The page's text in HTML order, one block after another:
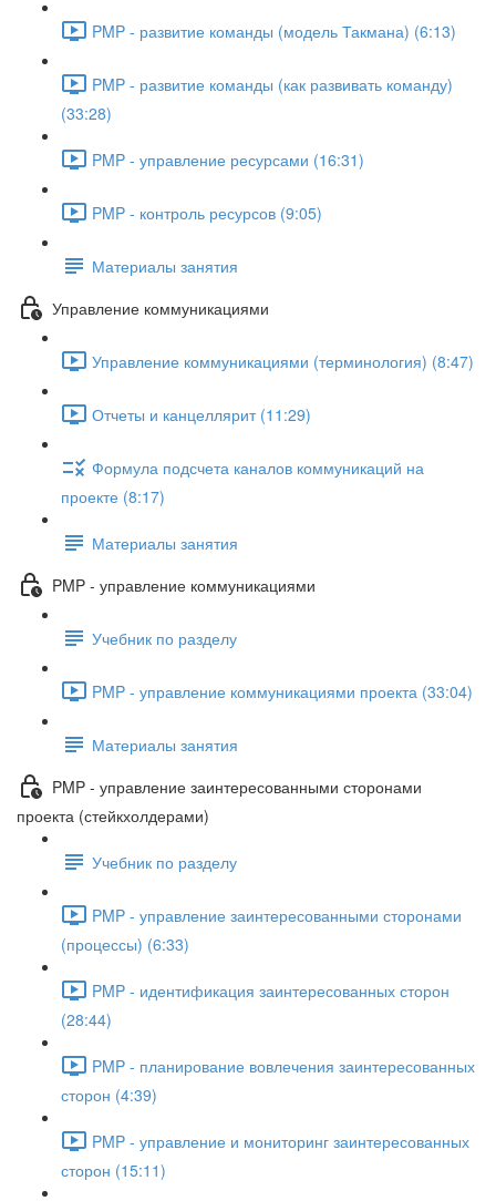
PMP - развитие команды (модель Такмана) (6:13)
PMP - развитие команды (как развивать команду)
(33:28)
PMP - управление ресурсами (16:31)
PMP - контроль ресурсов (9:05)
Материалы занятия
Управление коммуникациями
Управление коммуникациями (терминология) (8:47)
Отчеты и канцеллярит (11:29)
Формула подсчета каналов коммуникаций на
проекте (8:17)
Материалы занятия
PMP - управление коммуникациями
Учебник по разделу
PMP - управление коммуникациями проекта (33:04)
Материалы занятия
PMP - управление заинтересованными сторонами
проекта (стейкхолдерами)
Учебник по разделу
PMP - управление заинтересованными сторонами
(процессы) (6:33)
PMP - идентификация заинтересованных сторон
(28:44)
PMP - планирование вовлечения заинтересованных
сторон (4:39)
PMP - управление и мониторинг заинтересованных
сторон (15:11)